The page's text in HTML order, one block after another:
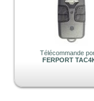
Télécommande
FERPORT